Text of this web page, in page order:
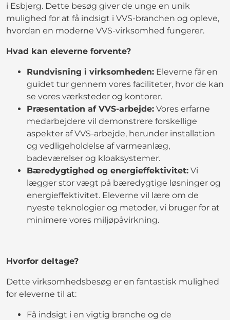
i Esbjerg. Dette besøg giver de unge en unik
mulighed for at få indsigt i VVS-branchen og opleve,
hvordan en moderne VVS-virksomhed fungerer.
Hvad kan eleverne forvente?
Rundvisning i virksomheden: Eleverne får en
guidet tur gennem vores faciliteter, hvor de kan
se vores værksteder og kontorer.
Præsentation af VVS-arbejde: Vores erfarne
medarbejdere vil demonstrere forskellige
aspekter af VVS-arbejde, herunder installation
og vedligeholdelse af varmeanlæg,
badeværelser og kloaksystemer.
Bæredygtighed og energieffektivitet: Vi
lægger stor vægt på bæredygtige løsninger og
energieffektivitet. Eleverne vil lære om de
nyeste teknologier og metoder, vi bruger for at
minimere vores miljøpåvirkning.
Hvorfor deltage?
Dette virksomhedsbesøg er en fantastisk mulighed
for eleverne til at:
Få indsigt i en vigtig branche og de